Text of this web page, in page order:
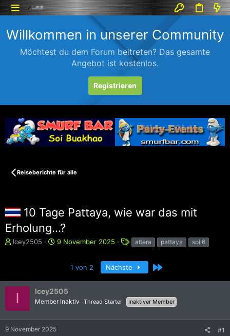
Willkommen in unserer Community
Möchtest du dem Forum beitreten? Das gesamte
Angebot ist kostenlos.
Registrieren
Reiseberichte für alle
10 Tage Pattaya, wie war das mit
Erholung...?
E
l
Icey2505
E
l
l
t
9 November 2025
S
h
l
w
o
altera pattaya soi 6
1 von 2 Nächste Letzte
I Icey2505
Member Inaktiv Thread Starter Inaktiver Member
9 November 2025 #1